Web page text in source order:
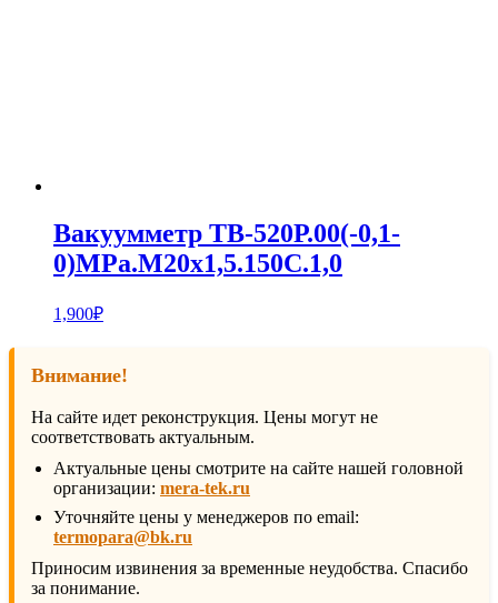
Вакуумметр ТВ-520Р.00(-0,1-
0)MPa.М20х1,5.150С.1,0
1,900₽
Внимание!
На сайте идет реконструкция. Цены могут не
соответствовать актуальным.
Актуальные цены смотрите на сайте нашей головной
организации: mera-tek.ru
Уточняйте цены у менеджеров по email:
termopara@bk.ru
Приносим извинения за временные неудобства. Спасибо
за понимание.